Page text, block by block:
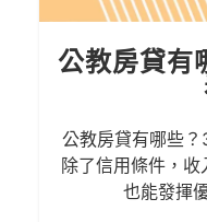
有哪些？3大方
些？3大方案一次看完
，收入情形和職業類別
發揮優勢，「公教房貸